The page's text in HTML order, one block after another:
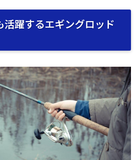
活躍するエギングロッド